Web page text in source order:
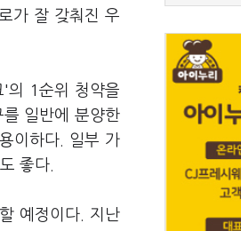
가 잘 갖춰진 우
'의 1순위 청약을
일반에 분양한
이하다. 일부 가
좋다.
예정이다. 지난